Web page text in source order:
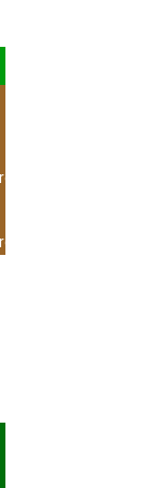
sinh thái 2020
sinh thái 2020